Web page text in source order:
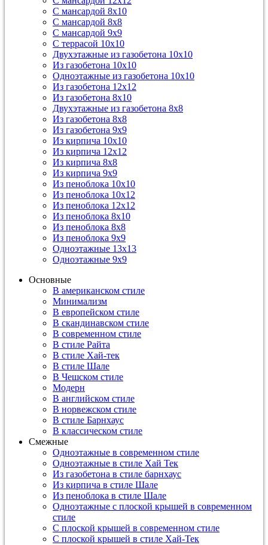
С мансардой 8х10
С мансардой 8х8
С мансардой 9х9
С террасой 10х10
Двухэтажные из газобетона 10х10
Из газобетона 10х10
Одноэтажные из газобетона 10х10
Из газобетона 12х12
Из газобетона 8х10
Двухэтажные из газобетона 8х8
Из газобетона 8х8
Из газобетона 9х9
Из кирпича 10х10
Из кирпича 12х12
Из кирпича 8х8
Из кирпича 9х9
Из пеноблока 10х10
Из пеноблока 10х12
Из пеноблока 12х12
Из пеноблока 8х10
Из пеноблока 8х8
Из пеноблока 9х9
Одноэтажные 13х13
Одноэтажные 9х9
Основные
В американском стиле
Минимализм
В европейском стиле
В скандинавском стиле
В современном стиле
В стиле Райта
В стиле Хай-тек
В стиле Шале
В Чешском стиле
Модерн
В английском стиле
В норвежском стиле
В стиле Барнхаус
В классическом стиле
Смежные
Одноэтажные в современном стиле
Одноэтажные в стиле Хай Тек
Из газобетона в стиле барнхаус
Из кирпича в стиле Шале
Из пеноблока в стиле Шале
Одноэтажные с плоской крышей в современном
стиле
С плоской крышей в современном стиле
С плоской крышей в стиле Хай-Тек